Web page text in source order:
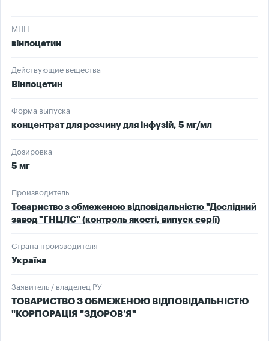
МНН
вінпоцетин
Действующие вещества
Вінпоцетин
Форма выпуска
концентрат для розчину для інфузій, 5 мг/мл
Дозировка
5 мг
Производитель
Товариство з обмеженою відповідальністю "Дослідний
завод "ГНЦЛС" (контроль якості, випуск серії)
Страна производителя
Україна
Заявитель / владелец РУ
ТОВАРИСТВО З ОБМЕЖЕНОЮ ВІДПОВІДАЛЬНІСТЮ
"КОРПОРАЦІЯ "ЗДОРОВ’Я"